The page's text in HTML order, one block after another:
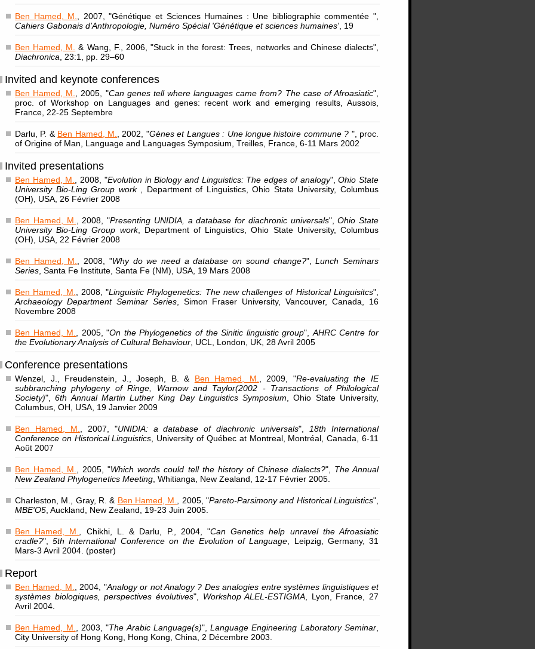
Ben Hamed, M.
, 2007, "Génétique et Sciences Humaines : Une bibliographie commentée ",
Cahiers Gabonais d'Anthropologie, Numéro Spécial 'Génétique et sciences humaines' , 19
Ben Hamed, M.
& Wang, F., 2006, "Stuck in the forest: Trees, networks and Chinese dialects",
Diachronica , 23:1, pp. 29–60
Invited and keynote conferences
Ben Hamed, M. , 2005, "Can genes tell where languages came from? The case of Afroasiatic",
proc. of Workshop on Languages and genes: recent work and emerging results, Aussois,
France, 22-25 Septembre
Darlu, P. & Ben Hamed, M. , 2002, "Gènes et Langues : Une longue histoire commune ? ", proc.
of Origine of Man, Language and Languages Symposium, Treilles, France, 6-11 Mars 2002
Invited presentations
Ben Hamed, M. , 2008, "Evolution in Biology and Linguistics: The edges of analogy",Ohio State
University Bio-Ling Group work
, Department of Linguistics, Ohio State University, Columbus
(OH), USA, 26 Février 2008
Ben Hamed, M. , 2008, "Presenting UNIDIA, a database for diachronic universals",Ohio State
University Bio-Ling Group work, Department of Linguistics, Ohio State University, Columbus
(OH), USA, 22 Février 2008
Ben Hamed, M. , 2008, "Why do we need a database on sound change?",Lunch Seminars
Series , Santa Fe Institute, Santa Fe (NM), USA, 19 Mars 2008
Ben Hamed, M. , 2008, "Linguistic Phylogenetics: The new challenges of Historical Linguisitcs",
Archaeology Department Seminar Series, Simon Fraser University, Vancouver, Canada, 16
Novembre 2008
Ben Hamed, M. , 2005, "On the Phylogenetics of the Sinitic linguistic group", AHRC Centre for
the Evolutionary Analysis of Cultural Behaviour , UCL, London, UK, 28 Avril 2005
Conference presentations
Wenzel, J., Freudenstein, J., Joseph, B. & Ben Hamed, M. , 2009, "Re-evaluating the IE
subbranching phylogeny of Ringe, Warnow and Taylor(2002 - Transactions of Philological
Society)",6th Annual Martin Luther King Day Linguistics Symposium , Ohio State University,
Columbus, OH, USA, 19 Janvier 2009
Ben Hamed, M. , 2007, "UNIDIA: a database of diachronic universals",
18th International
Conference on Historical Linguistics , University of Québec at Montreal, Montréal, Canada, 6-11
Août 2007
Ben Hamed, M. , 2005, "Which words could tell the history of Chinese dialects?", The Annual
New Zealand Phylogenetics Meeting , Whitianga, New Zealand, 12-17 Février 2005.
Charleston, M., Gray, R. & Ben Hamed, M. , 2005, "Pareto-Parsimony and Historical Linguistics",
MBE'O5 , Auckland, New Zealand, 19-23 Juin 2005.
Ben Hamed, M. , Chikhi, L. & Darlu, P., 2004, "Can Genetics help unravel the Afroasiatic
cradle?",5th International Conference on the Evolution of Language , Leipzig, Germany, 31
Mars-3 Avril 2004. (poster)
Report
Ben Hamed, M. , 2004, "Analogy or not Analogy ? Des analogies entre systèmes linguistiques et
systèmes biologiques, perspectives évolutives", Workshop ALEL-ESTIGMA , Lyon, France, 27
Avril 2004.
Ben Hamed, M. , 2003, "The Arabic Language(s)",Language Engineering Laboratory Seminar
City University of Hong Kong, Hong Kong, China, 2 Décembre 2003.